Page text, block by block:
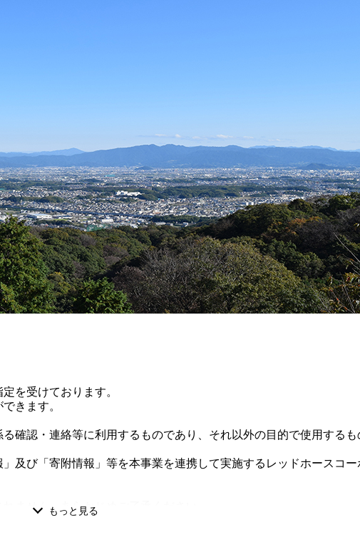
を受けております。
きます。
確認・連絡等に利用するものであり、それ以外の目的で使用するも
及び「寄附情報」等を本事業を連携して実施するレッドホースコー
ません。あらかじめご了承ください。